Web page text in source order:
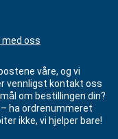
med oss
våre, og vi
vennligst kontakt oss
om bestillingen din?
– ha ordrenummeret
ikke, vi hjelper bare!